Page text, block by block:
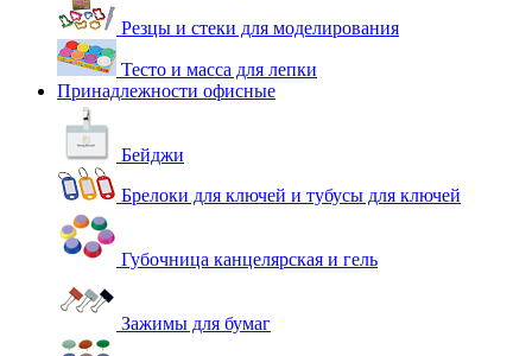
Резцы и стеки для моделирования
Тесто и масса для лепки
Принадлежности офисные
Бейджи
Брелоки для ключей и тубусы для ключей
Губочница канцелярская и гель
Зажимы для бумаг